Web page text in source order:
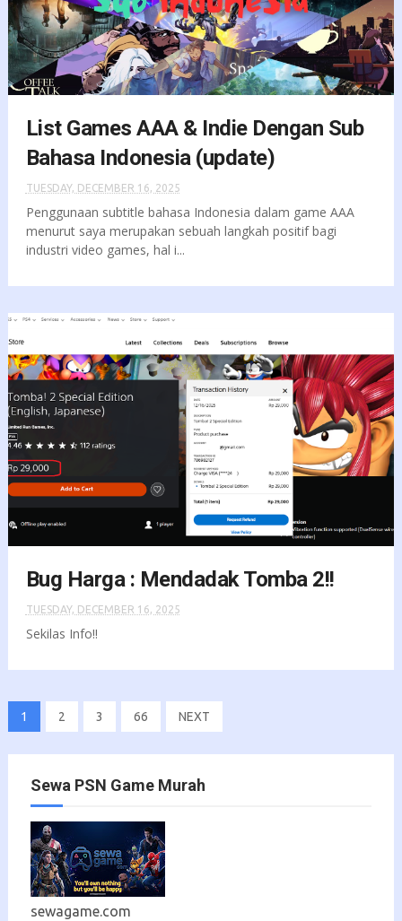
List Games AAA & Indie Dengan Sub
Bahasa Indonesia (update)
TUESDAY, DECEMBER 16, 2025
Penggunaan subtitle bahasa Indonesia dalam game AAA
menurut saya merupakan sebuah langkah positif bagi
industri video games, hal i...
Bug Harga : Mendadak Tomba 2!!
TUESDAY, DECEMBER 16, 2025
Sekilas Info!!
1 2 3 66 NEXT
Sewa PSN Game Murah
sewagame.com